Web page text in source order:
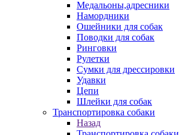
Медальоны,адресники
Намордники
Ошейники для собак
Поводки для собак
Ринговки
Рулетки
Сумки для дрессировки
Удавки
Цепи
Шлейки для собак
Транспортировка собаки
Назад